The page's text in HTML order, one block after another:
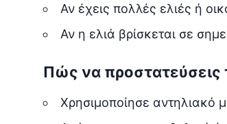
Αν έχεις πολλές ελιές ή
Αν η ελιά βρίσκεται σε
Πώς να προστατεύσεις
Χρησιμοποίησε αντηλιακό